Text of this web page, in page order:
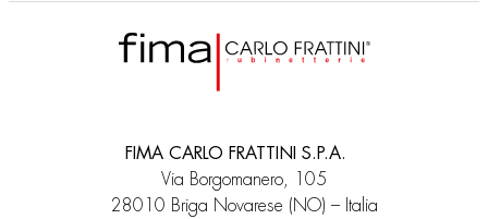
FIMA CARLO FRATTINI S.P.A.
Via Borgomanero, 105
28010 Briga Novarese (NO) – Italia